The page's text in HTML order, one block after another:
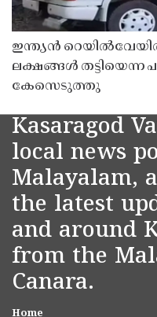
ഇന്ത്യൻ
ലക്ഷങ്ങൾ തട്ടിയെന്ന
കേസെടുത്തു
Kasaragod
local news
Malayalam,
the latest
and around
from the
Canara.
Home